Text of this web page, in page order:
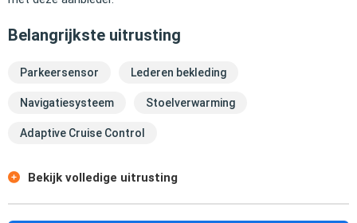
Belangrijkste uitrusting
Parkeersensor Lederen bekleding
Navigatiesysteem Stoelverwarming
Adaptive Cruise Control
Bekijk volledige uitrusting